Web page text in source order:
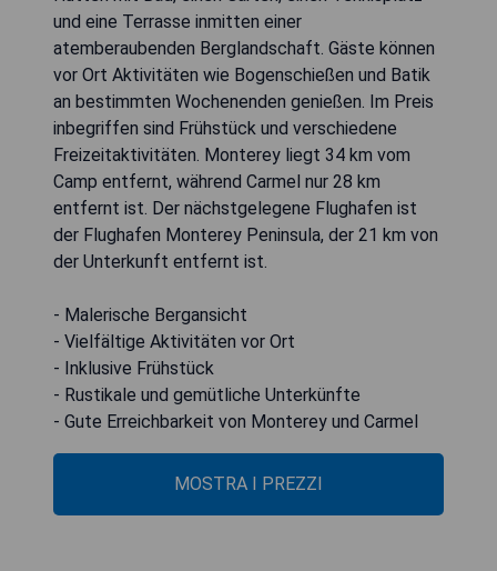
und eine Terrasse inmitten einer
atemberaubenden Berglandschaft. Gäste können
vor Ort Aktivitäten wie Bogenschießen und Batik
an bestimmten Wochenenden genießen. Im Preis
inbegriffen sind Frühstück und verschiedene
Freizeitaktivitäten. Monterey liegt 34 km vom
Camp entfernt, während Carmel nur 28 km
entfernt ist. Der nächstgelegene Flughafen ist
der Flughafen Monterey Peninsula, der 21 km von
der Unterkunft entfernt ist.
- Malerische Bergansicht
- Vielfältige Aktivitäten vor Ort
- Inklusive Frühstück
- Rustikale und gemütliche Unterkünfte
- Gute Erreichbarkeit von Monterey und Carmel
MOSTRA I PREZZI